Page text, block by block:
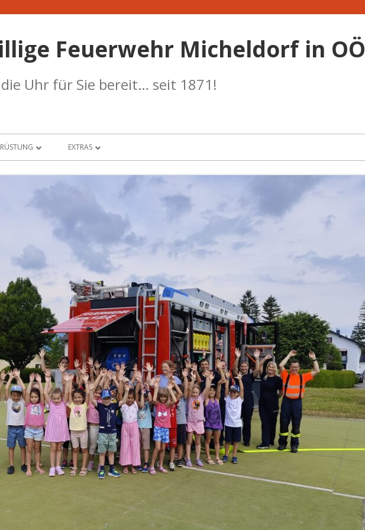
Feuerwehr Micheldorf in OÖ
Uhr für Sie bereit… seit 1871!
EXTRAS
WETTERSTATION
DOWNLOAD
LINKS…